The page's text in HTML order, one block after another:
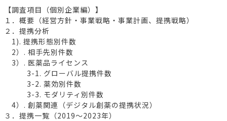
【調査項目（個別企業編）】
１．概要（経営方針・事業戦略・事業計画、提携戦略）
２．提携分析
1). 提携形態別件数
2）. 相手先別件数
3）. 医薬品ライセンス
3-1. グローバル提携件数
3-2. 薬効別件数
3-3. モダリティ別件数
4）. 創薬関連（デジタル創薬の提携状況）
３．提携一覧（2019～2023年）